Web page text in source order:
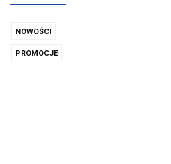
NOWOŚCI
PROMOCJE